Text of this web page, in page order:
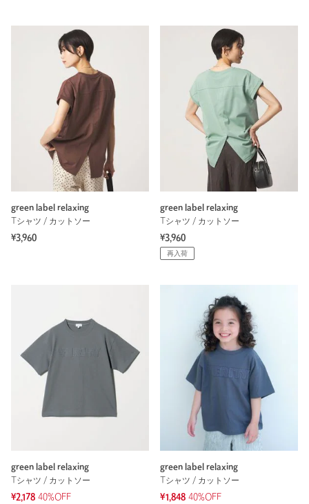
green label relaxing
Tシャツ / カットソー
¥3,960
green label relaxing
Tシャツ / カットソー
¥3,960
再入荷
green label relaxing
Tシャツ / カットソー
¥2,178 40%OFF
green label relaxing
Tシャツ / カットソー
¥1,848 40%OFF